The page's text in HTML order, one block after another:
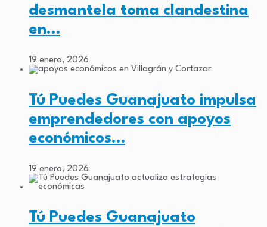
desmantela toma clandestina
en…
19 enero, 2026
Tú Puedes Guanajuato impulsa
emprendedores con apoyos
económicos…
19 enero, 2026
Tú Puedes Guanajuato